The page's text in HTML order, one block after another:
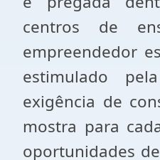
centros de
empreendedor
estimulado
exigência de
mostra para
oportunidades